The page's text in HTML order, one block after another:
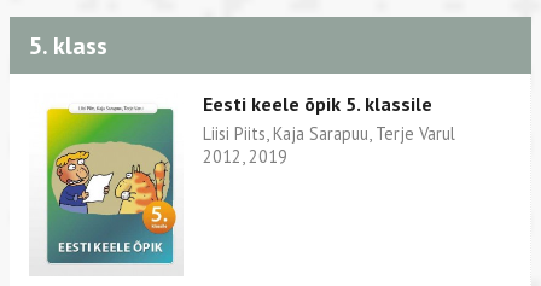
5. klass
Eesti keele õpik 5. klassile
Liisi Piits, Kaja Sarapuu, Terje Varul
2012, 2019